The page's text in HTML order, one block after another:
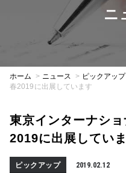
ニ
ホーム > ニュース > ピックアップ
春2019に出展しています
東京インターナシ
2019に出展してい
ピックアップ 2019.02.12